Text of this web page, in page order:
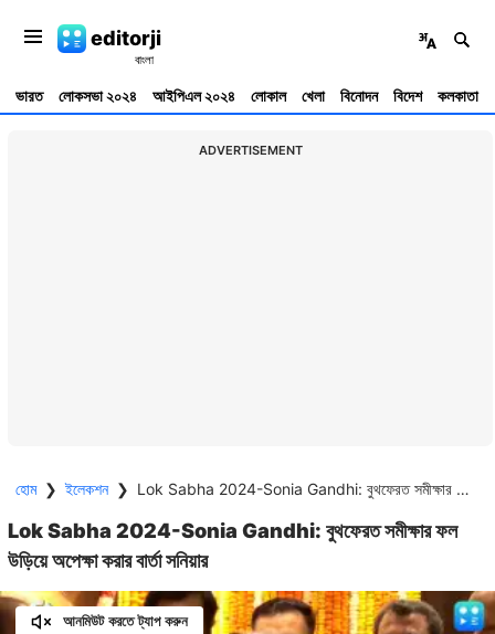
editorji
ভারত লোকসভা ২০২৪ আইপিএল ২০২৪ লোকাল খেলা বিনোদন বিদেশ কলকাতা
ADVERTISEMENT
হোম ❯ ইলেকশন ❯ Lok Sabha 2024-Sonia Gandhi: বুথফেরত সমীক্ষার ফল উড়িয়ে অপেক্ষা করার বার্তা সনিয়ার
Lok Sabha 2024-Sonia Gandhi: বুথফেরত সমীক্ষার ফল
উড়িয়ে অপেক্ষা করার বার্তা সনিয়ার
আনমিউট করতে ট্যাপ করুন